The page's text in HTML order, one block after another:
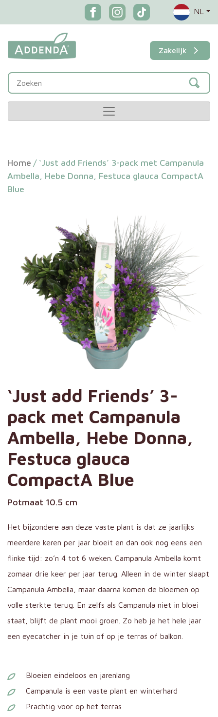
NL
Zakelijk
Home / ‘Just add Friends’ 3-pack met Campanula
Ambella, Hebe Donna, Festuca glauca CompactA
Blue
‘Just add Friends’ 3-
pack met Campanula
Ambella, Hebe Donna,
Festuca glauca
CompactA Blue
Potmaat 10.5 cm
Het bijzondere aan deze vaste plant is dat ze jaarlijks
meerdere keren per jaar bloeit en dan ook nog eens een
flinke tijd: zo’n 4 tot 6 weken. Campanula Ambella komt
zomaar drie keer per jaar terug. Alleen in de winter slaapt
Campanula Ambella, maar daarna komen de bloemen op
volle sterkte terug. En zelfs als Campanula niet in bloei
staat, blijft de plant mooi groen. Zo heb je het hele jaar
een eyecatcher in je tuin of op je terras of balkon.
Bloeien eindeloos en jarenlang
Campanula is een vaste plant en winterhard
Prachtig voor op het terras